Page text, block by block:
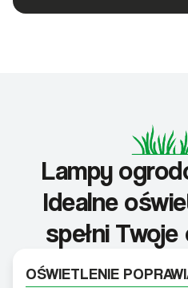
Lampy
Idealne
spełni
OŚWIETLENIE